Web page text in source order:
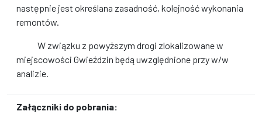
następnie jest określana zasadność, kolejność wykonania
remontów.
W związku z powyższym drogi zlokalizowane w
miejscowości Gwieździn będą uwzględnione przy w/w
analizie.
Załączniki do pobrania: